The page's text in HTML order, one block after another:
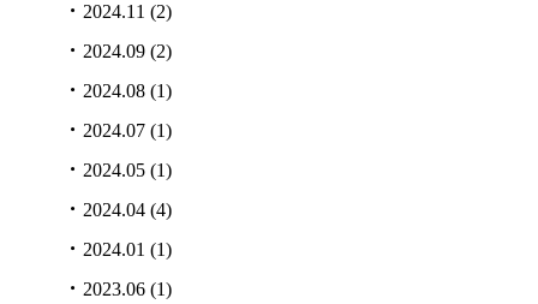
2024.11 (2)
2024.09(2)
2024.08(1)
2024.07(1)
2024.05(1)
2024.04(4)
2024.01 (1)
2023.06(1)